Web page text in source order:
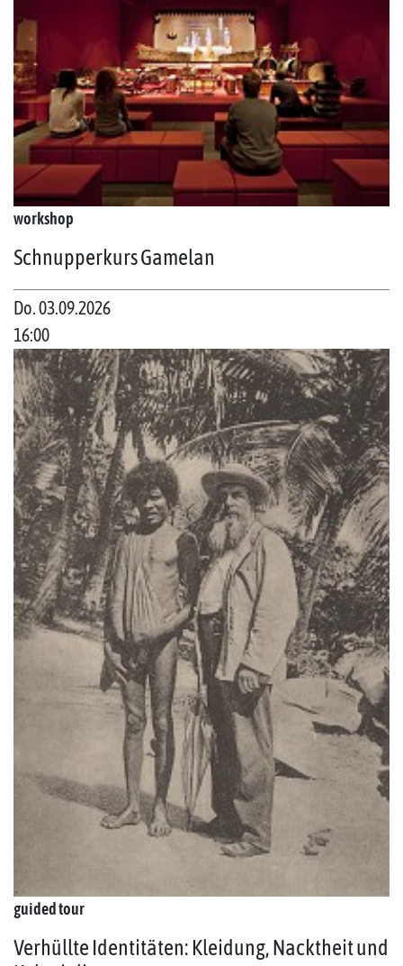
workshop
Schnupperkurs Gamelan
Do. 03.09.2026
16:00
guided tour
Verhüllte Identitäten: Kleidung, Nacktheit und